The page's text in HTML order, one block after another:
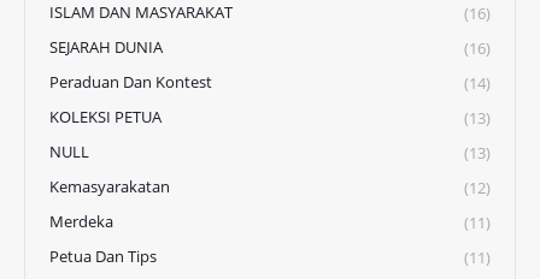
ISLAM DAN MASYARAKAT
(16)
SEJARAH DUNIA
(16)
Peraduan Dan Kontest
(14)
KOLEKSI PETUA
(13)
NULL
(13)
Kemasyarakatan
(12)
Merdeka
(11)
Petua Dan Tips
(11)